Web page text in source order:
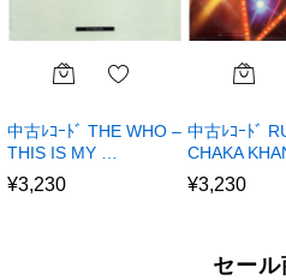
中古ﾚｺｰﾄﾞ THE WHO –
THIS IS MY …
¥3,230
中古ﾚｺｰﾄﾞ
CHAKA
¥3,230
セール